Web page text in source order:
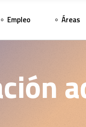
Empleo Áreas